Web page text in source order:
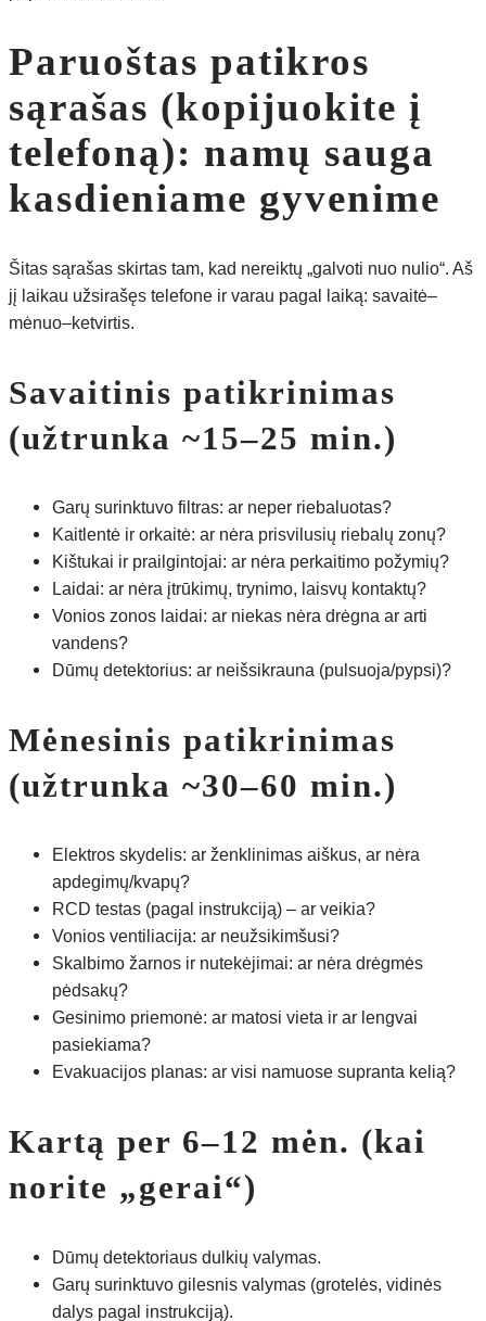
Paruoštas patikros
sąrašas (kopijuokite į
telefoną): namų sauga
kasdieniame gyvenime
Šitas sąrašas skirtas tam, kad nereiktų „galvoti nuo nulio“. Aš
jį laikau užsirašęs telefone ir varau pagal laiką: savaitė–
mėnuo–ketvirtis.
Savaitinis patikrinimas
(užtrunka ~15–25 min.)
Garų surinktuvo filtras: ar neper riebaluotas?
Kaitlentė ir orkaitė: ar nėra prisvilusių riebalų zonų?
Kištukai ir prailgintojai: ar nėra perkaitimo požymių?
Laidai: ar nėra įtrūkimų, trynimo, laisvų kontaktų?
Vonios zonos laidai: ar niekas nėra drėgna ar arti
vandens?
Dūmų detektorius: ar neišsikrauna (pulsuoja/pypsi)?
Mėnesinis patikrinimas
(užtrunka ~30–60 min.)
Elektros skydelis: ar ženklinimas aiškus, ar nėra
apdegimų/kvapų?
RCD testas (pagal instrukciją) – ar veikia?
Vonios ventiliacija: ar neužsikimšusi?
Skalbimo žarnos ir nutekėjimai: ar nėra drėgmės
pėdsakų?
Gesinimo priemonė: ar matosi vieta ir ar lengvai
pasiekiama?
Evakuacijos planas: ar visi namuose supranta kelią?
Kartą per 6–12 mėn. (kai
norite „gerai“)
Dūmų detektoriaus dulkių valymas.
Garų surinktuvo gilesnis valymas (grotelės, vidinės
dalys pagal instrukciją).